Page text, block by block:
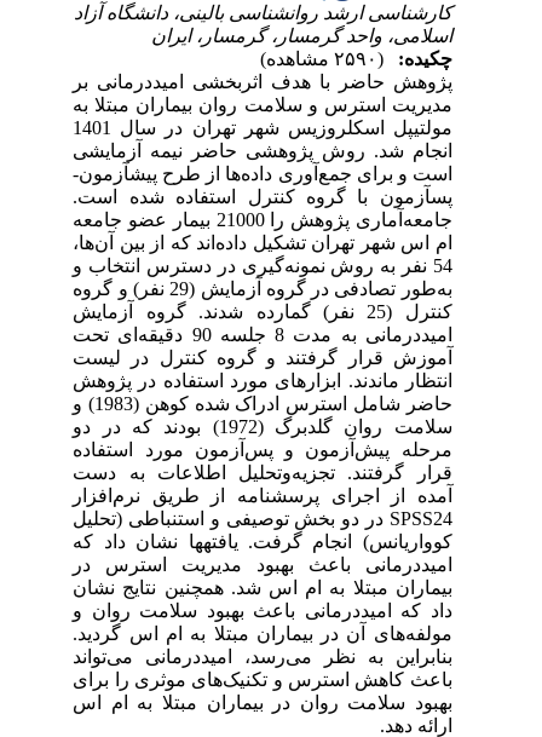
کارشناسی ارشد روانشناسی بالینی، دانشگاه آزاد
اسلامی، واحد گرمسار، گرمسار، ایران
چکیده:
پژوهش حاضر با هدف اثربخشی امیددرمانی بر
مدیریت استرس و سلامت روان بیماران مبتلا به
مولتیپل اسکلروزیس شهر تهران در سال 1401
انجام شد.روش پژوهشی حاضر نیمه آزمایشی
است و برای جمع‌آوری داده‌ها از طرح پیش­آزمون-
پس­آزمون با گروه کنترل استفاده شده است.
جامعه‌آماری پژوهش را 21000 بیمار عضو جامعه
ام اس شهر تهران تشکیل داده‌اند که از بین آن‌ها،
54 نفر به روش نمونه‌گیری در دسترس انتخاب و
به‌طور تصادفی در گروه آزمایش (29 نفر) و گروه
کنترل (25 نفر) گمارده شدند.
گروه آزمایش
امید‌درمانی به مدت 8 جلسه 90 دقیقه‌ای تحت
آموزش قرار گرفتند و گروه کنترل در لیست
انتظار ماندند.ابزارهای مورد استفاده در پژوهش
حاضر شامل
استرس ادراک شده کوهن (1983) و
سلامت روان گلدبرگ (1972)
بودند که در دو
مرحله پیش‌آزمون و پس‌آزمون مورد استفاده
قرار گرفتند.تجزیه‌وتحلیل اطلاعات به دست
آمده از اجرای پرسشنامه از طریق نرم‌افزار
SPSS24در دو بخش توصیفی و استنباطی (تحلیل
کوواریانس) انجام گرفت. یافته­ها نشان داد که
امیددرمانیباعث بهبود مدیریت استرس در
بیماران مبتلا به ام اس شد. همچنین نتایج نشان
داد که امیددرمانی باعث بهبود سلامت روان و
مولفه‌های آن در بیماران مبتلا به ام اس گردید.
بنابراین به نظر می‌رسد، امید‌درمانی می‌تواند
باعث کاهش استرس و تکنیک‌های موثری را برای
بهبود سلامت روان در بیماران مبتلا به ام اس
ارائه دهد.